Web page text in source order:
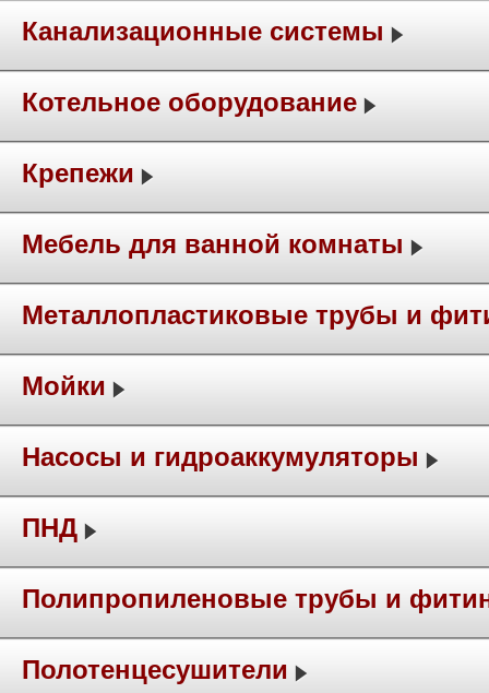
Канализационные системы
Котельное оборудование
Крепежи
Мебель для ванной комнаты
Металлопластиковые трубы и
Мойки
Насосы и гидроаккумуляторы
ПНД
Полипропиленовые трубы и
Полотенцесушители